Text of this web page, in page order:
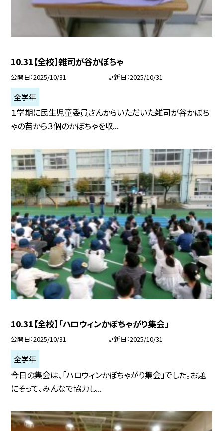
10.31【全校】雑司が谷かぼちゃ
公開日 2025/10/31 更新日 2025/10/31
全学年
１学期に民生児童委員さんからいただいた雑司が谷かぼち
ゃの苗から３個のかぼちゃを収...
10.31【全校】「ハロウィンかぼちゃがり集会」
公開日 2025/10/31 更新日 2025/10/31
全学年
今日の集会は、「ハロウィンかぼちゃがり集会」でした。お題
にそって、みんなで協力し...